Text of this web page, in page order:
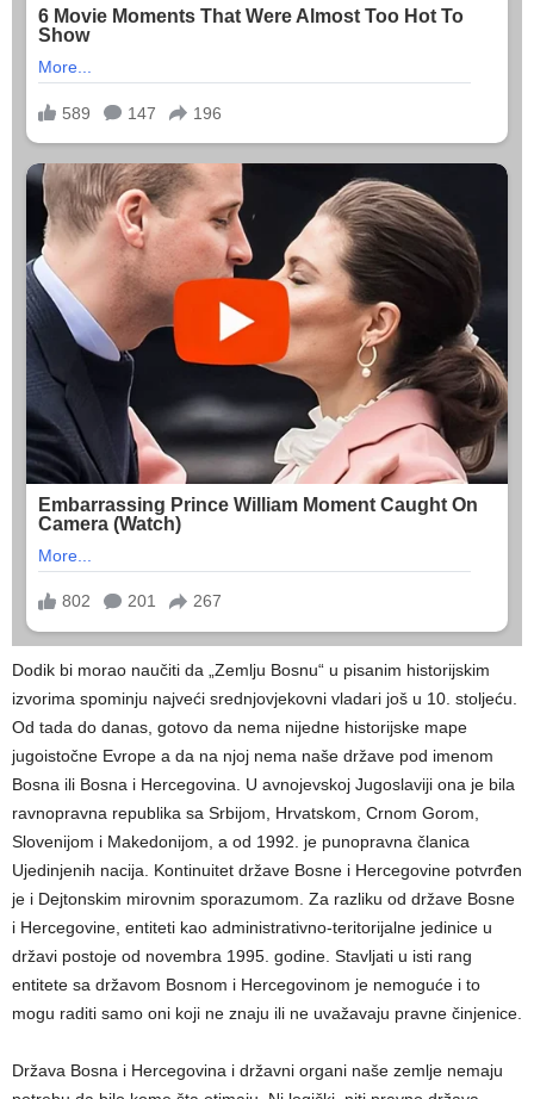
Dodik bi morao naučiti da „Zemlju Bosnu“ u pisanim historijskim
izvorima spominju najveći srednjovjekovni vladari još u 10. stoljeću.
Od tada do danas, gotovo da nema nijedne historijske mape
jugoistočne Evrope a da na njoj nema naše države pod imenom
Bosna ili Bosna i Hercegovina. U avnojevskoj Jugoslaviji ona je bila
ravnopravna republika sa Srbijom, Hrvatskom, Crnom Gorom,
Slovenijom i Makedonijom, a od 1992. je punopravna članica
Ujedinjenih nacija. Kontinuitet države Bosne i Hercegovine potvrđen
je i Dejtonskim mirovnim sporazumom. Za razliku od države Bosne
i Hercegovine, entiteti kao administrativno-teritorijalne jedinice u
državi postoje od novembra 1995. godine. Stavljati u isti rang
entitete sa državom Bosnom i Hercegovinom je nemoguće i to
mogu raditi samo oni koji ne znaju ili ne uvažavaju pravne činjenice.
Država Bosna i Hercegovina i državni organi naše zemlje nemaju